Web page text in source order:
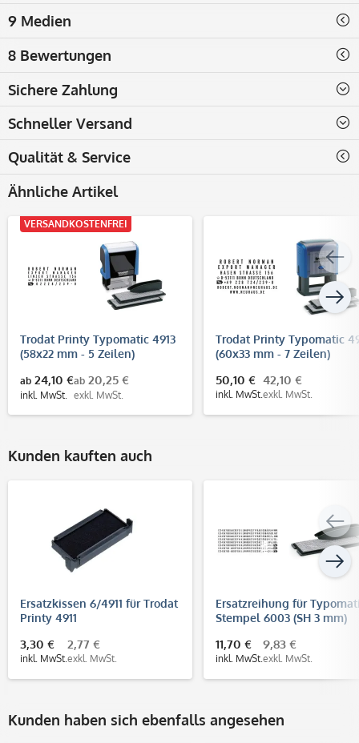
9 Medien
8 Bewertungen
Sichere Zahlung
Schneller Versand
Qualität & Service
Ähnliche Artikel
VERSANDKOSTENFREI
Trodat Printy Typomatic 4913
(58x22 mm - 5 Zeilen)
ab 24,10 €
inkl. MwSt.
ab 20,25 €
exkl. MwSt.
Trodat Printy Typomatic
(60x33 mm - 7 Zeilen)
50,10 €
inkl. MwSt.
42,10 €
exkl. MwSt.
Kunden kauften auch
Ersatzkissen 6/4911 für Trodat
Printy 4911
3,30 €
inkl. MwSt.
2,77 €
exkl. MwSt.
Ersatzreihung für
Stempel 6003 (SH 3 mm)
11,70 €
inkl. MwSt.
9,83 €
exkl. MwSt.
Kunden haben sich ebenfalls angesehen